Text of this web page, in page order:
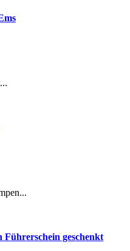
geschenkt